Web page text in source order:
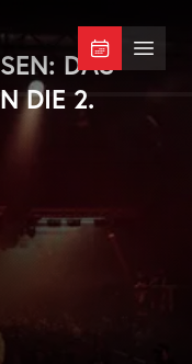
Menü
DAS
DIE 2.